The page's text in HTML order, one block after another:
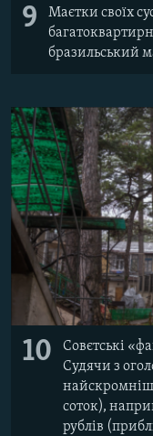
9
Маєтки своїх
бразильський
10
Совєтські
Судячи з
соток),
рублів